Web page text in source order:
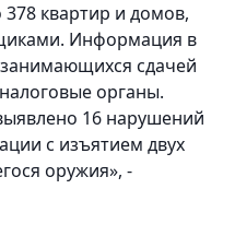
квартир и домов,
Информация в
сдачей
органы.
16 нарушений
с изъятием двух
оружия», -